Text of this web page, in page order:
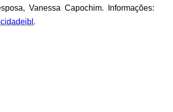
Vanessa Capochim. Informações:
.